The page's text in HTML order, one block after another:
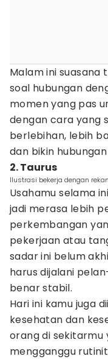
Malam ini
soal hubungan
momen yang pas
dengan cara yang
berlebihan, lebih
dan bikin
2. Taurus
Ilustrasi bekerja dengan
Usahamu selama
jadi merasa lebih
perkembangan
pekerjaan atau
sadar ini belum
harus dijalani
benar stabil.
Hari ini kamu juga
kesehatan dan
orang di sekitarmu
mengganggu